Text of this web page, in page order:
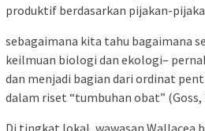
produktif berdasarkan pijakan-
sebagaimana kita tahu bagaimana
keilmuan biologi dan ekologi–
dan menjadi bagian dari ordinat
dalam riset “tumbuhan obat” (Goss,
Di tingkat lokal, wawasan Wallacea